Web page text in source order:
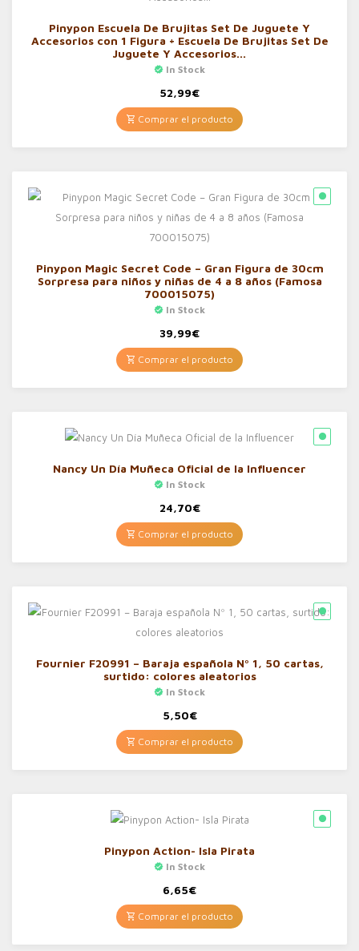
Pinypon Escuela De Brujitas Set De Juguete Y
Accesorios con 1 Figura + Escuela De Brujitas Set De
Juguete Y Accesorios…
In Stock
52,99€
Comprar el producto
Pinypon Magic Secret Code – Gran Figura de 30cm
Sorpresa para niños y niñas de 4 a 8 años (Famosa
700015075)
In Stock
39,99€
Comprar el producto
Nancy Un Día Muñeca Oficial de la Influencer
In Stock
24,70€
Comprar el producto
Fournier F20991 – Baraja española Nº 1, 50 cartas,
surtido: colores aleatorios
In Stock
5,50€
Comprar el producto
Pinypon Action- Isla Pirata
In Stock
6,65€
Comprar el producto